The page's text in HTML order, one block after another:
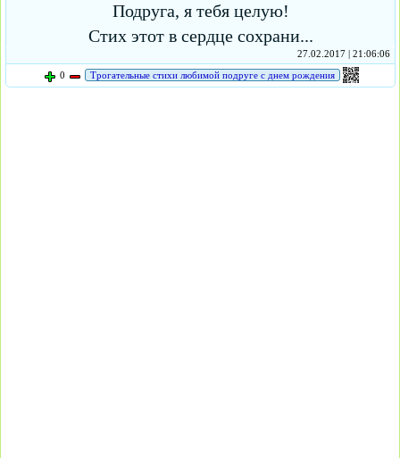
Подруга, я тебя целую!
Стих этот в сердце сохрани...
27.02.2017 | 21:06:06
0
Трогательные стихи любимой подруге с днем рождения